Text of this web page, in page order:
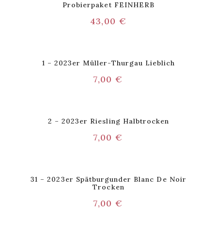
Probierpaket FEINHERB
43,00 €
1 – 2023er Müller-Thurgau Lieblich
7,00€
2 – 2023er Riesling Halbtrocken
7,00€
31 – 2023er Spätburgunder Blanc De Noir
Trocken
7,00€